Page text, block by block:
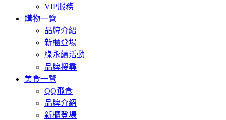
VIP服務
購物一覽
品牌介紹
新櫃登場
綠永續活動
品牌搜尋
美食一覽
QQ飛食
品牌介紹
新櫃登場